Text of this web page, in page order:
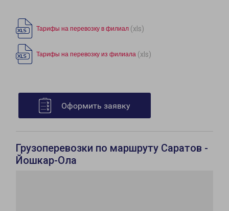
Тарифы на перевозку в филиал (xls)
Тарифы на перевозку из филиала (xls)
Оформить заявку
Грузоперевозки по маршруту Саратов -
Йошкар-Ола